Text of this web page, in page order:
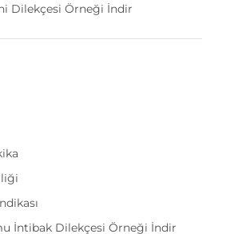
Dilekçesi Örneği İndir
İntibak Dilekçesi Örneği İndir